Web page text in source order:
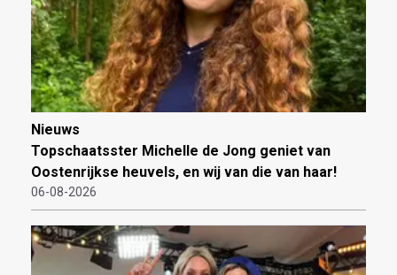
Nieuws
Topschaatsster Michelle de Jong geniet van
Oostenrijkse heuvels, en wij van die van haar!
06-08-2026